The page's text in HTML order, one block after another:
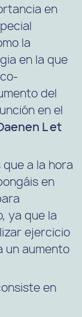
en
la
en la que
del
en el
L et
a la hora
en
ya que la
ejercicio
un aumento
en